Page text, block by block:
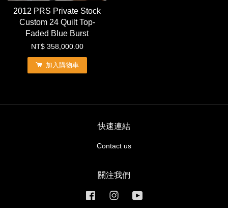
2012 PRS Private Stock
Custom 24 Quilt Top-
Faded Blue Burst
NT$ 358,000.00
加入購物車
快速連結
Contact us
關注我們
FacebookInstagram